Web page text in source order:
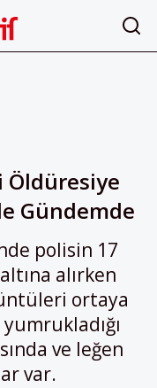
Öldüresiye
Gündemde
polisin 17
alırken
ortaya
ve leğen
var.